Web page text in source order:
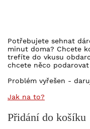
Potřebujete sehnat
minut doma? Chcete
trefíte do vkusu
chcete něco
Problém vyřešen -
Jak na to?
Přidání do košíku